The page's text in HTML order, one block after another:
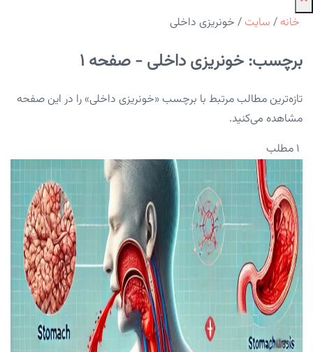
خانه / سایت / خونریزی داخلی
برچسب: خونریزی داخلی - صفحه 1
تازه‌ترین مطالب مرتبط با برچسب «خونریزی داخلی» را در این صفحه
مشاهده می‌کنید.
۱ مطلب